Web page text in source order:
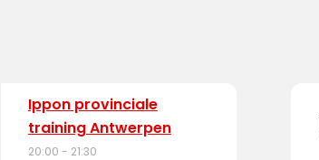
Ippon provinciale
training Antwerpen
20:00 - 21:30